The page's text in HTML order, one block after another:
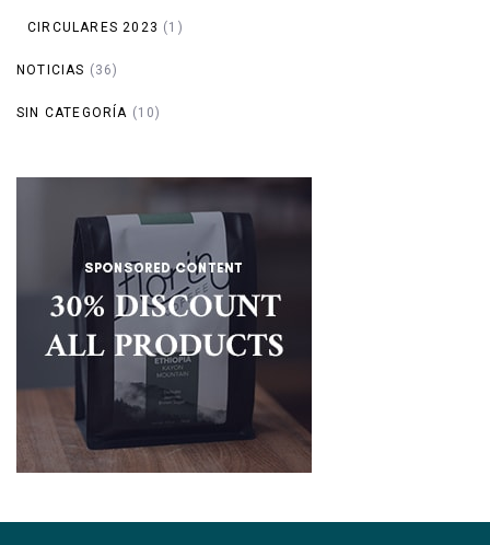
CIRCULARES 2023 (1)
NOTICIAS (36)
SIN CATEGORÍA (10)